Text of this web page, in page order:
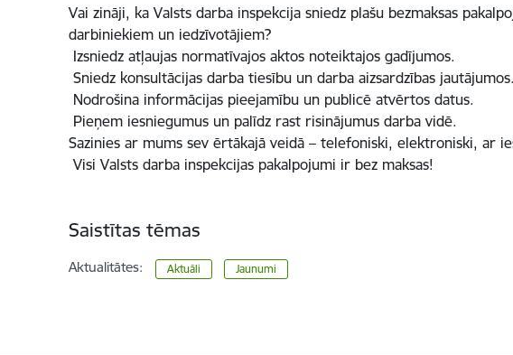
Vai zināji, ka Valsts darba inspekcija sniedz plašu bezmaksas
darbiniekiem un iedzīvotājiem?
Izsniedz atļaujas normatīvajos aktos noteiktajos gadījumos.
Sniedz konsultācijas darba tiesību un darba aizsardzības jautājumos.
Nodrošina informācijas pieejamību un publicē atvērtos datus.
Pieņem iesniegumus un palīdz rast risinājumus darba vidē.
Sazinies ar mums sev ērtākajā veidā – telefoniski, elektroniski, ar
Visi Valsts darba inspekcijas pakalpojumi ir bez maksas!
Saistītas tēmas
Aktualitātes: Aktuāli Jaunumi